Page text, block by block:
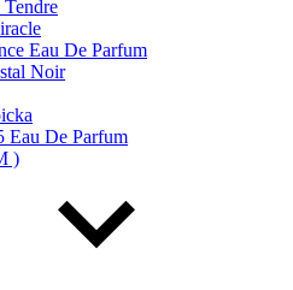
Tendre
Eau De Parfum
Noir
Eau De Parfum
)